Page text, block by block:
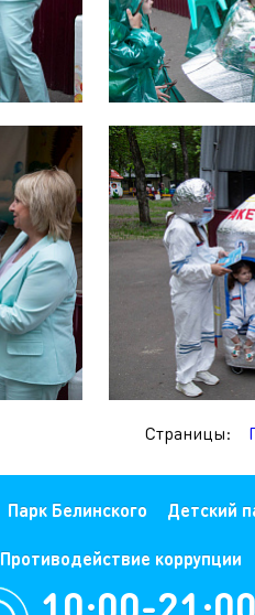
Страницы:
Парк Белинского Детский
Противодействие коррупции